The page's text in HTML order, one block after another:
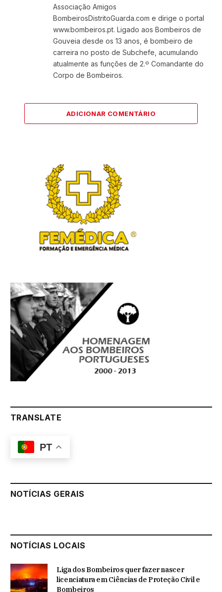
Associação Amigos
BombeirosDistritoGuarda.com e dirige o portal
www.bombeiros.pt. Ligado aos Bombeiros de
Gouveia desde os 13 anos, é bombeiro de
carreira no posto de Subchefe, acumulando
atualmente as funções de 2.º Comandante do
Corpo de Bombeiros.
ADICIONAR COMENTÁRIO
TRANSLATE
PT
NOTÍCIAS GERAIS
NOTÍCIAS LOCAIS
Liga dos Bombeiros quer fazer nascer
licenciatura em Ciências de Proteção Civil e
Bombeiros